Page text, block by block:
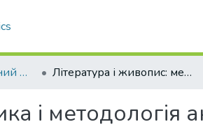
Історико-літературний журнал Література і живопис: методика і методологія аналізу
і методологія